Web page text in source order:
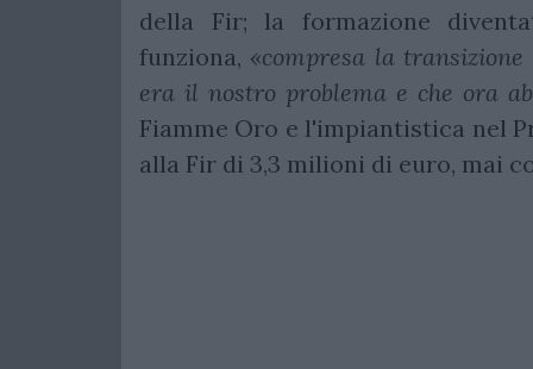
della Fir; la formazione
funziona, «compresa la
era il nostro problema e che ora
Fiamme Oro e l'impiantistica nel
alla Fir di 3,3 milioni di euro, mai